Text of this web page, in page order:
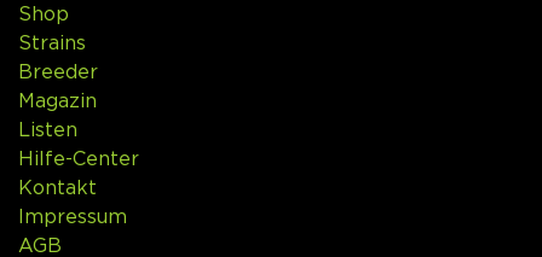
Shop
Strains
Breeder
Magazin
Listen
Hilfe-Center
Kontakt
Impressum
AGB